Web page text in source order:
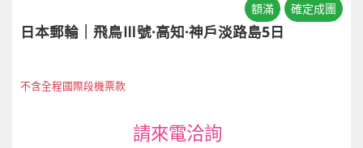
額滿 確定成團
日本郵輪｜飛鳥Ⅲ號·高知·神戶淡路島5日
不含全程國際段機票款
請來電洽詢